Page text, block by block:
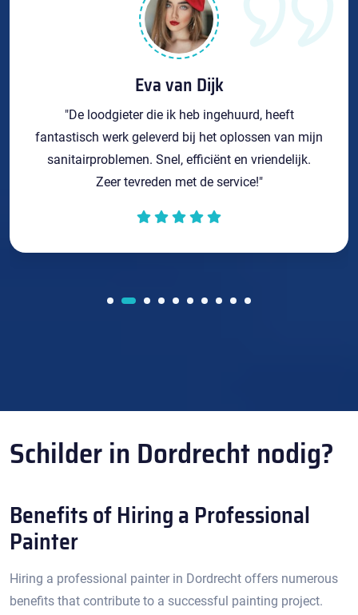
Eva van Dijk
"De loodgieter die ik heb ingehuurd, heeft
fantastisch werk geleverd bij het oplossen van mijn
sanitairproblemen. Snel, efficiënt en vriendelijk.
Zeer tevreden met de service!"
Schilder in Dordrecht nodig?
Benefits of Hiring a Professional
Painter
Hiring a professional painter in Dordrecht offers numerous
benefits that contribute to a successful painting project.​